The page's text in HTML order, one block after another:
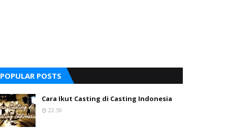
POPULAR POSTS
Cara Ikut Casting di Casting Indonesia
22.59